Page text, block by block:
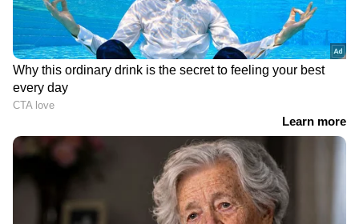
വിശദീകരിച്ചു. പരിഭാഷകരായ മുഹമ്മദ്‌കുട്ടി
കടന്നമണ്ണ, മുഹമ്മദ് നജാത്തി (ദമ്മാം)
തുടങ്ങിയവരും വ്യവസായ പ്രമുഖരും റിയാദിലെ
സാമൂഹിക സാംസ്‌കാരിക മത വിദ്യാഭ്യാസ കലാ
കായിക രംഗങ്ങളിലുള്ള നേതാക്കളും
അനുഭവിക്കാൻAsianet News Malayalam